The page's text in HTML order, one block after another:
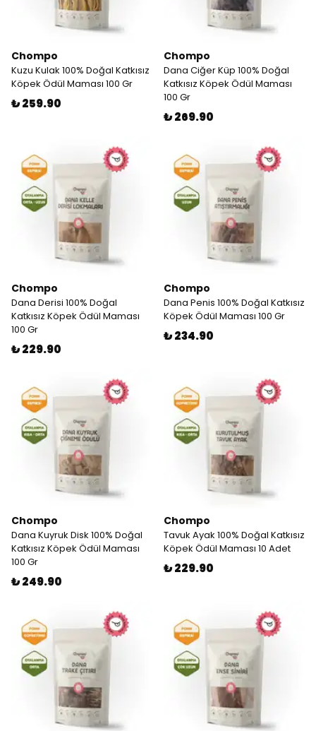
Chompo
Kuzu Kulak 100% Doğal Katkısız
Köpek Ödül Maması 100 Gr
₺ 259.90
Chompo
Dana Ciğer Küp 100% Doğal
Katkısız Köpek Ödül Maması
100 Gr
₺ 269.90
Chompo
Dana Derisi 100% Doğal
Katkısız Köpek Ödül Maması
100 Gr
₺ 229.90
Chompo
Dana Penis 100% Doğal Katkısız
Köpek Ödül Maması 100 Gr
₺ 234.90
Chompo
Dana Kuyruk Disk 100% Doğal
Katkısız Köpek Ödül Maması
100 Gr
₺ 249.90
Chompo
Tavuk Ayak 100% Doğal Katkısız
Köpek Ödül Maması 10 Adet
₺ 229.90